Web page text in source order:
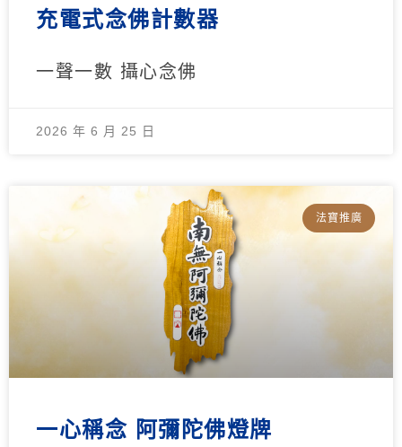
充電式念佛計數器
一聲一數 攝心念佛
2026 年 6 月 25 日
法寶推廣
一心稱念 阿彌陀佛燈牌